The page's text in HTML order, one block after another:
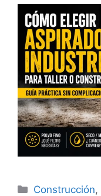
Categorías
Construcción,